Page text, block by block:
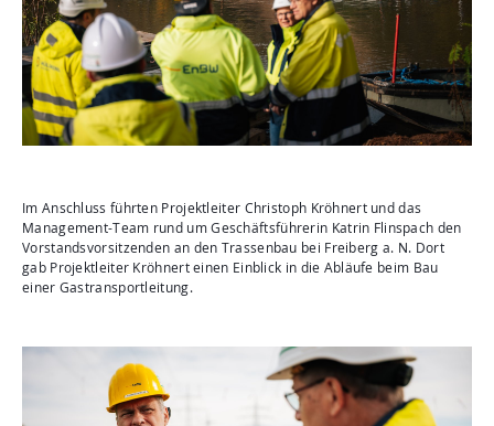
Im Anschluss führten Projektleiter Christoph Kröhnert und das
Management-Team rund um Geschäftsführerin Katrin Flinspach den
Vorstandsvorsitzenden an den Trassenbau bei Freiberg a. N. Dort
gab Projektleiter Kröhnert einen Einblick in die Abläufe beim Bau
einer Gastransportleitung.